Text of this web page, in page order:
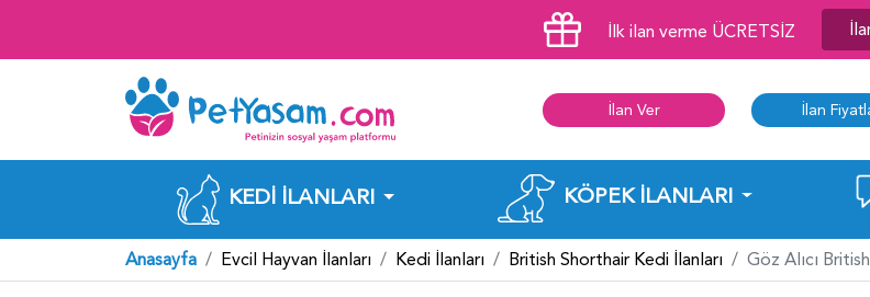
İlk ilan verme ÜCRETSİZ
İlan Ver İlan
KEDI İLANLARI KÖPEK İLANLARI
Anasayfa Evcil Hayvan İlanları Kedi İlanları British Shorthair Kedi İlanları Göz Alıcı